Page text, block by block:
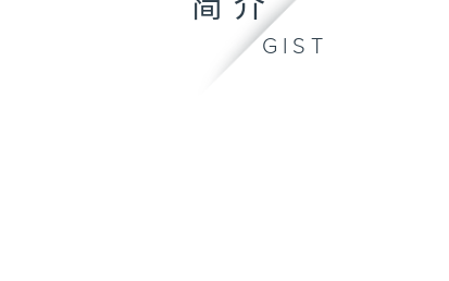
简介
GIST